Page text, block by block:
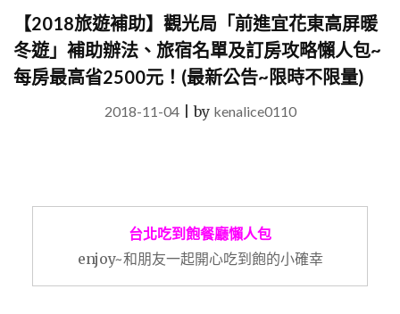
【2018旅遊補助】觀光局「前進宜花東高屏暖
冬遊」補助辦法、旅宿名單及訂房攻略懶人包~
每房最高省2500元！(最新公告~限時不限量)
2018-11-04|by kenalice0110
台北吃到飽餐廳懶人包
enjoy~和朋友一起開心吃到飽的小確幸